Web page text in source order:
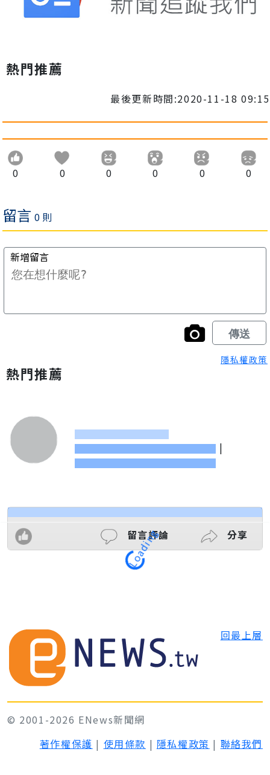
熱門推薦
最後更新時間:2020-11-18 09:15
0 0 0 0 0 0
隱私權政策
熱門推薦
|
留言評論 分享
Loading
回最上層
© 2001-2026 ENews新聞網
著作權保護 | 使用條款 | 隱私權政策 | 聯絡我們